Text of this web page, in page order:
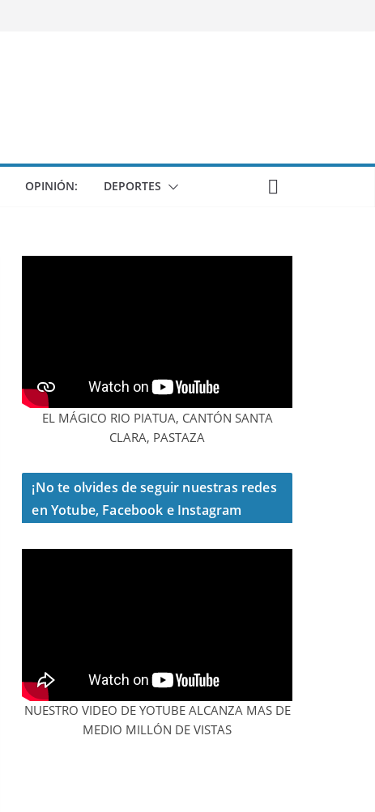
OPINIÓN: DEPORTES
EL MÁGICO RIO PIATUA, CANTÓN SANTA
CLARA, PASTAZA
¡No te olvides de seguir nuestras redes
en Yotube, Facebook e Instagram
NUESTRO VIDEO DE YOTUBE ALCANZA MAS DE
MEDIO MILLÓN DE VISTAS